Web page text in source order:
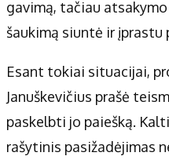
gavimą, tačiau
šaukimą siuntė ir įprastu
Esant tokiai situacijai,
Januškevičius prašė
paskelbti jo paiešką.
rašytinis pasižadėjimas